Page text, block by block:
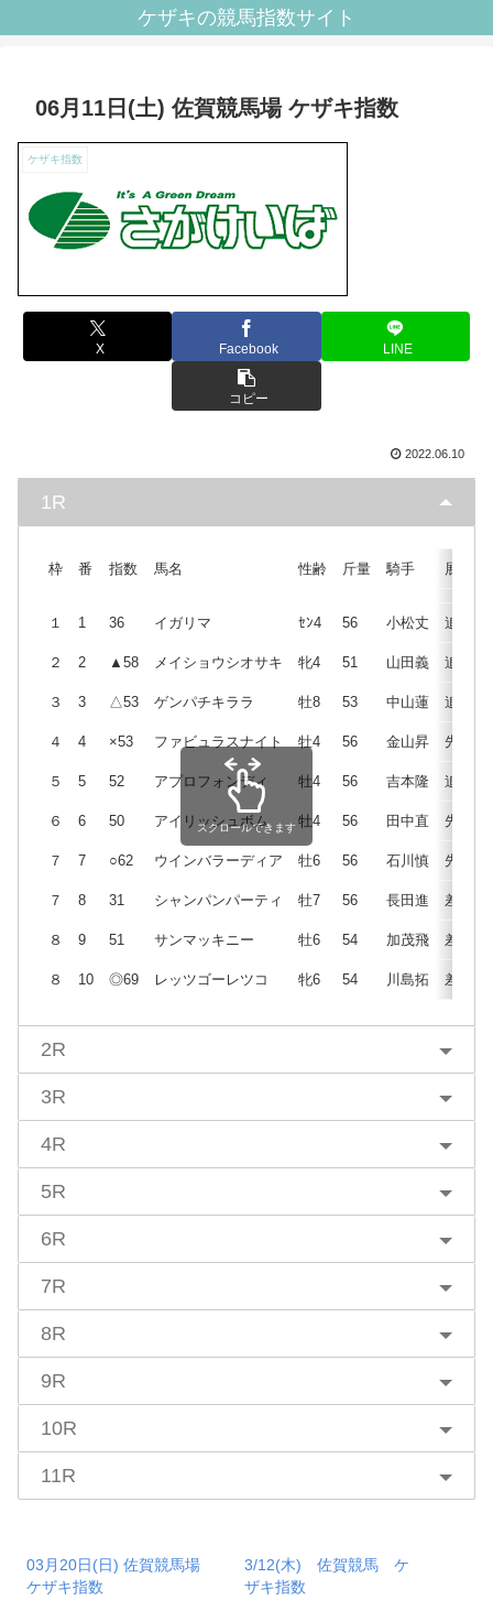
ケザキの競馬指数サイト
06月11日(土) 佐賀競馬場 ケザキ指数
ケザキ指数
X Facebook LINE
コピー
2022.06.10
1R
枠 番 指数 馬名 性齢 斤量 騎手 展開
１ 1 36 イガリマ ｾﾝ4 56 小松丈 追
２ 2 ▲58 メイショウシオサキ 牝4 51 山田義 追
３ 3 △53 ゲンパチキララ 牡8 53 中山蓮 追
４ 4 ×53 ファビュラスナイト 牡4 56 金山昇 先
５ 5 52 アプロフォンディ 牡4 56 吉本隆 追
６ 6 50 アイリッシュボム 牡4 56 田中直 先
７ 7 ○62 ウインバラーディア 牡6 56 石川慎 先
７ 8 31 シャンパンパーティ 牡7 56 長田進 差
８ 9 51 サンマッキニー 牡6 54 加茂飛 差
８ 10 ◎69 レッツゴーレツコ 牝6 54 川島拓 差
スクロールできます
2R
3R
4R
5R
6R
7R
8R
9R
10R
11R
03月20日(日) 佐賀競馬場
ケザキ指数
3/12(木) 佐賀競馬 ケ
ザキ指数